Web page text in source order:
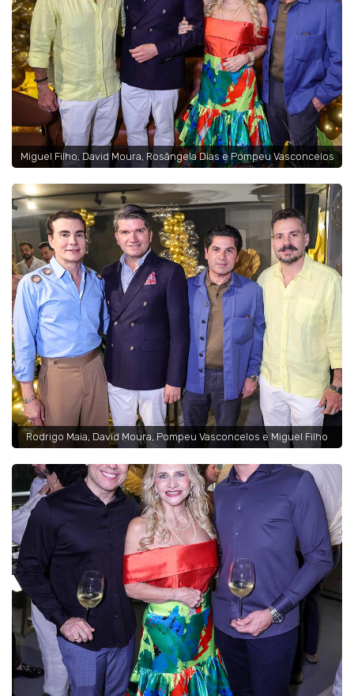
Miguel Filho, David Moura, Rosângela Dias e Pompeu Vasconcelos
Rodrigo Maia, David Moura, Pompeu Vasconcelos e Miguel Filho